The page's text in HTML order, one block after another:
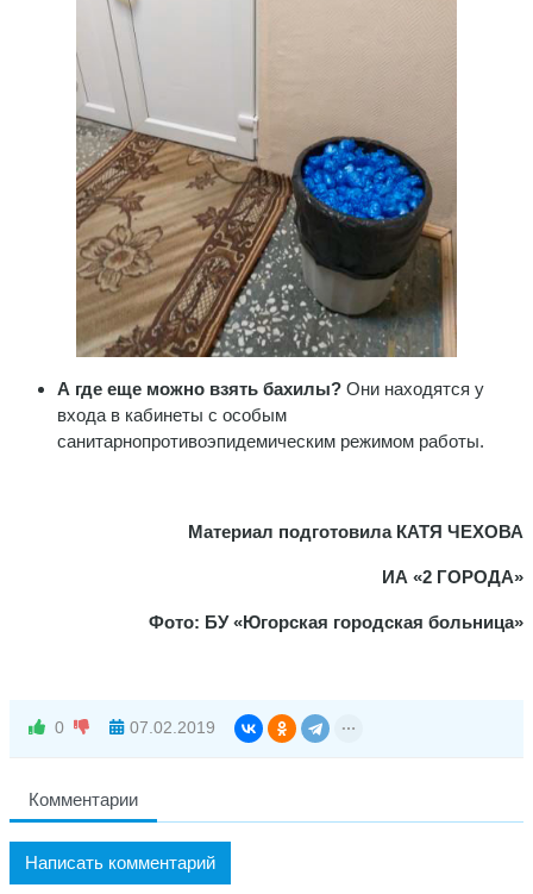
А где еще можно взять бахилы? Они находятся у
входа в кабинеты с особым
санитарнопротивоэпидемическим режимом работы.
Материал подготовила КАТЯ ЧЕХОВА
ИА «2 ГОРОДА»
Фото: БУ «Югорская городская больница»
0 07.02.2019
Комментарии
Написать комментарий